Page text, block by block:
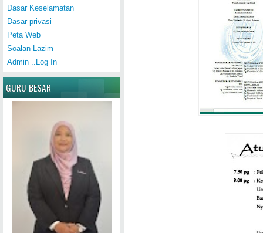
Dasar Keselamatan
Dasar privasi
Peta Web
Soalan Lazim
Admin ..Log In
GURU BESAR